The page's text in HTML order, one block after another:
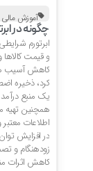
آموزش مالی و
چگونه در
ابرتورم شرایطی
و قیمت کالاها و
کاهش آسیب های
کرد، ذخیره
یک منبع درآمد
همچنین تهیه
اطلاعات معتبر و
در افزایش توان
زودهنگام و
کاهش اثرات منفی